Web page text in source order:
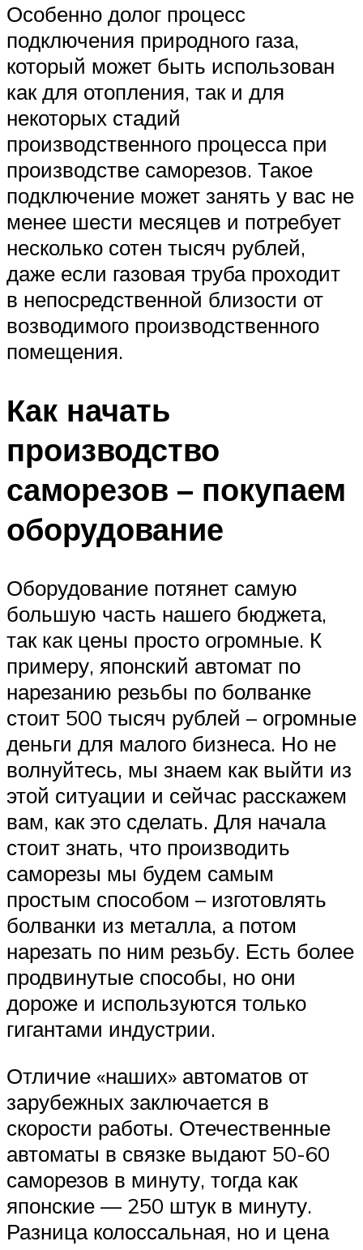
Особенно долог процесс
подключения природного газа,
который может быть использован
как для отопления, так и для
некоторых стадий
производственного процесса при
производстве саморезов. Такое
подключение может занять у вас не
менее шести месяцев и потребует
несколько сотен тысяч рублей,
даже если газовая труба проходит
в непосредственной близости от
возводимого производственного
помещения.
Как начать
производство
саморезов – покупаем
оборудование
Оборудование потянет самую
большую часть нашего бюджета,
так как цены просто огромные. К
примеру, японский автомат по
нарезанию резьбы по болванке
стоит 500 тысяч рублей – огромные
деньги для малого бизнеса. Но не
волнуйтесь, мы знаем как выйти из
этой ситуации и сейчас расскажем
вам, как это сделать. Для начала
стоит знать, что производить
саморезы мы будем самым
простым способом – изготовлять
болванки из металла, а потом
нарезать по ним резьбу. Есть более
продвинутые способы, но они
дороже и используются только
гигантами индустрии.
Отличие «наших» автоматов от
зарубежных заключается в
скорости работы. Отечественные
автоматы в связке выдают 50-60
саморезов в минуту, тогда как
японские — 250 штук в минуту.
Разница колоссальная, но и цена